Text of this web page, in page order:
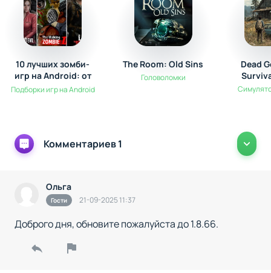
10 лучших зомби-
игр на Android: от
выживания до
Подборки игр на Android
The Room: Old Sins
Головоломки
Dead
Комментариев 1
Ольга
Гости 21-09-2025 11:37
Доброго дня, обновите пожалуйста до 1.8.66.